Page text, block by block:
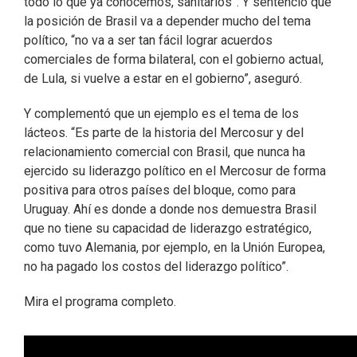
la posición de Brasil va a depender mucho del tema
político, “no va a ser tan fácil lograr acuerdos
comerciales de forma bilateral, con el gobierno actual,
de Lula, si vuelve a estar en el gobierno”, aseguró.
Y complementó que un ejemplo es el tema de los
lácteos. “Es parte de la historia del Mercosur y del
relacionamiento comercial con Brasil, que nunca ha
ejercido su liderazgo político en el Mercosur de forma
positiva para otros países del bloque, como para
Uruguay. Ahí es donde a donde nos demuestra Brasil
que no tiene su capacidad de liderazgo estratégico,
como tuvo Alemania, por ejemplo, en la Unión Europea,
no ha pagado los costos del liderazgo político”.
Mira el programa completo.